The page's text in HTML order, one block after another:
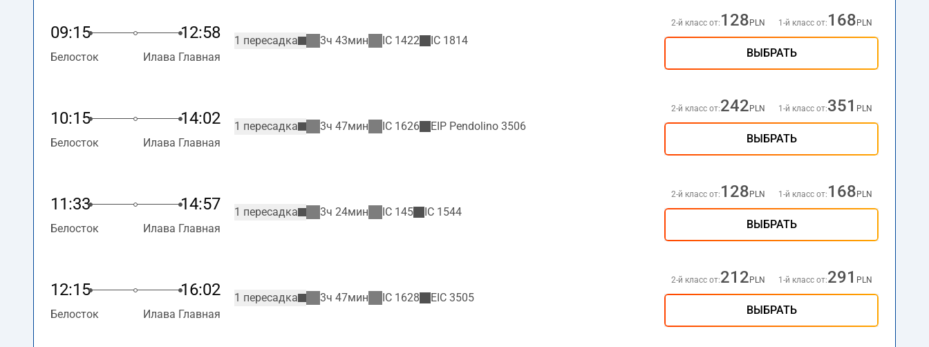
09:15 12:58
Белосток Илава Главная
1 пересадка 3ч 43мин IC 1422 IC 1814
2-й класс от: 128 PLN 1-й класс от: 168 PLN
ВЫБРАТЬ
10:15 14:02
Белосток Илава Главная
1 пересадка 3ч 47мин IC 1626 EIP Pendolino 3506
2-й класс от:242 PLN 1-й класс от:351 PLN
ВЫБРАТЬ
11:33 14:57
Белосток Илава Главная
1 пересадка 3ч 24мин IC 145 IC 1544
2-й класс от: 128 PLN 1-й класс от: 168 PLN
ВЫБРАТЬ
12:15 16:02
Белосток Илава Главная
1 пересадка 3ч 47мин IC 1628 EIC 3505
2-й класс от:212 PLN 1-й класс от:291 PLN
ВЫБРАТЬ